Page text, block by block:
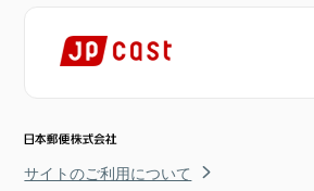
サイトのご利用について